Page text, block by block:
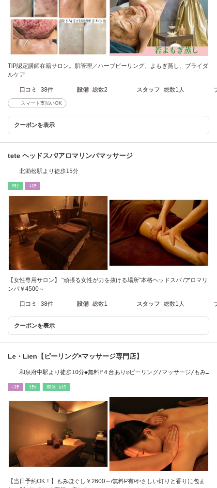
TIP認定講師在籍サロン。肌管理／ハーブピーリング、よもぎ蒸し、ブライダ
ルケア
口コミ 38件 設備 総数2 スタッフ 総数1人
スマート支払いOK
クーポンを表示
tete ヘッドスパ/アロマリンパマッサージ
北助松駅より徒歩15分
ﾘﾗｸ ｴｽﾃ
【女性専用サロン】 "頑張る女性が力を抜ける場所"本格ヘッドスパ /アロマリ
ンパ￥4500～
口コミ 38件 設備 総数1 スタッフ 総数1人
クーポンを表示
Le・Lien【ピーリング×マッサージ専門店】
和泉府中駅より徒歩10分◆無料P４台あり◎ピーリング/マッサージ/もみ
ｴｽﾃ ﾘﾗｸ 整体･ｶｲﾛ
【当日予約OK！】もみほぐし￥2600～/無料P有/やさしい灯りと香りに包ま